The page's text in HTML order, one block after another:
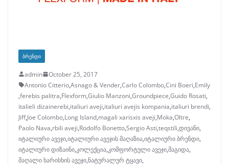
ᲑᲠᲔᲜᲓᲘ
admin
October 25, 2017
Antonio Citterio,Asnago & Vender,Carlo Colombo,Cini Boeri,Emily
,ferebis palitra,Flexform,Giulio Manzoni,Groundpiece,Guido Rosati,
italieli dizainerebi,italiuri aveji,italiuri avejis kompania,italiuri brendi,
Jiff,Joe Colombo,Long Island,magali xarisxis aveji,Moka,Oltre,
Paolo Nava,rbili aveji,Rodolfo Bonetto,Sergio Asti,teqstili,დივანი,
იტალიური ავეჯი,იტალიური ავეჯის მაღაზია,იტალიური ბრენდი,
იტალიური დიზაინი,კოლექცია,კომფორტული ავეჯი,მაგიდა,
მაღალი ხარისხის ავეჯი,ნატურალურ ტყავი,